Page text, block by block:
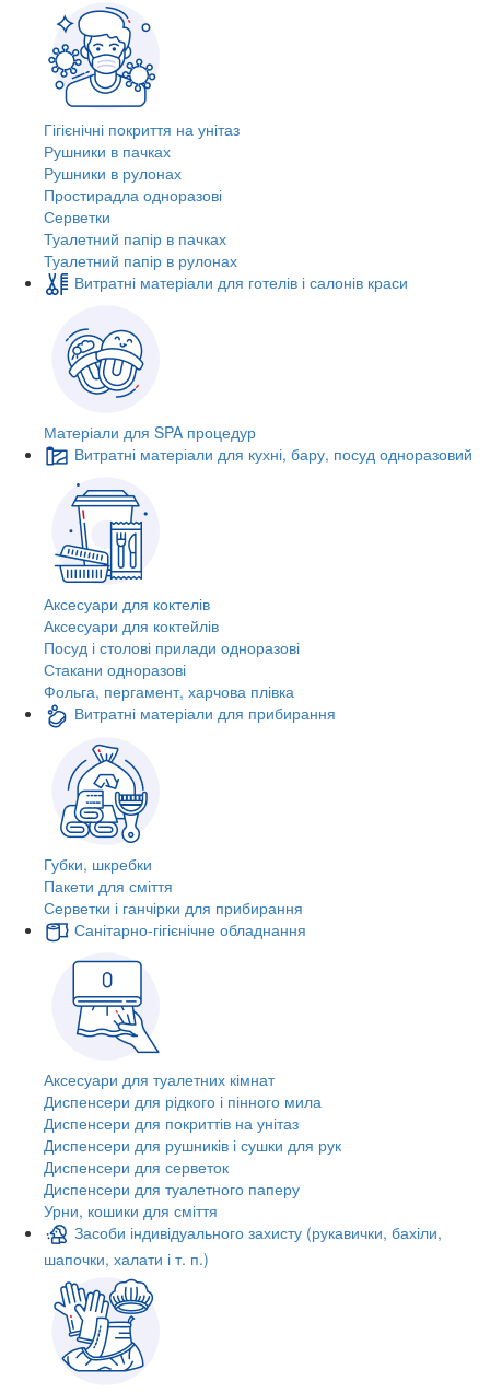
Гігієнічні покриття на унітаз
Рушники в пачках
Рушники в рулонах
Простирадла одноразові
Серветки
Туалетний папір в пачках
Туалетний папір в рулонах
Витратні матеріали для готелів і салонів краси
Матеріали для SPA процедур
Витратні матеріали для кухні, бару, посуд одноразовий
Аксесуари для коктелів
Аксесуари для коктейлів
Посуд і столові прилади одноразові
Стакани одноразові
Фольга, пергамент, харчова плівка
Витратні матеріали для прибирання
Губки, шкребки
Пакети для сміття
Серветки і ганчірки для прибирання
Санітарно-гігієнічне обладнання
Аксесуари для туалетних кімнат
Диспенсери для рідкого і пінного мила
Диспенсери для покриттів на унітаз
Диспенсери для рушників і сушки для рук
Диспенсери для серветок
Диспенсери для туалетного паперу
Урни, кошики для сміття
Засоби індивідуального захисту (рукавички, бахіли,
шапочки, халати і т. п.)